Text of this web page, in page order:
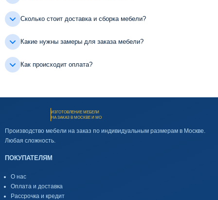
Сколько стоит доставка и сборка мебели?
Какие нужны замеры для заказа мебели?
Как происходит оплата?
ИЗГОТОВЛЕНИЕ МЕБЕЛИ
НА ЗАКАЗ В МОСКВЕ И МО
Производство мебели на заказ по индивидуальным размерам в Москве.
Любая сложность.
ПОКУПАТЕЛЯМ
О нас
Оплата и доставка
Рассрочка и кредит